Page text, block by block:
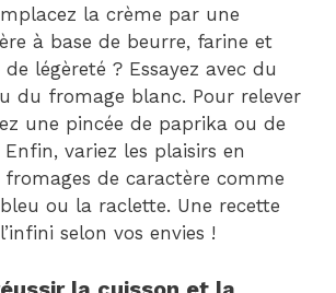
la crème par une
à base de beurre, farine et
légèreté ? Essayez avec du
du fromage blanc. Pour relever
une pincée de paprika ou de
variez les plaisirs en
de caractère comme
ou la raclette. Une recette
selon vos envies !